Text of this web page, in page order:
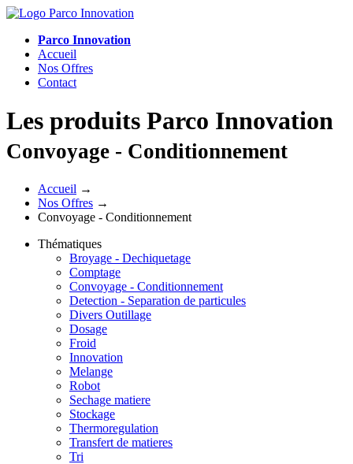
Parco Innovation
Accueil
Nos Offres
Contact
Les produits Parco Innovation
Convoyage - Conditionnement
Accueil →
Nos Offres →
Convoyage - Conditionnement
Thématiques
Broyage - Dechiquetage
Comptage
Convoyage - Conditionnement
Detection - Separation de particules
Divers Outillage
Dosage
Froid
Innovation
Melange
Robot
Sechage matiere
Stockage
Thermoregulation
Transfert de matieres
Tri